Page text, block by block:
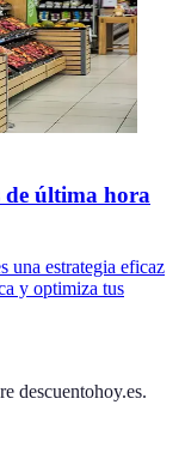
de última hora
una estrategia eficaz
y optimiza tus
descuentohoy.es.